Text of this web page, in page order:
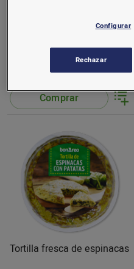
Tortilla fresca de patatas
2,70 €/u.
Comprar
Tortilla fresca de espinacas
Configurar
Rechazar